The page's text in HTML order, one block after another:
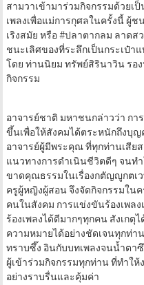
สามวาเข้ามาร่วมกิจกรรมด้วย
เพลงเพื่อแม่การกุศลในครั้งนี้ ผู้
เริงสมัย หรือ #ปลาตากลม ลาดส
ชนะเลิศของที่ระลึกเป็นกระเป๋า
โดย ท่านนิยม ทรัพย์สิรินาวิน รอ
กิจกรรม
อาจารย์ชาติ มหาชนกล่าวว่า กา
ขึ้นเพื่อให้สังคมได้ตระหนักถึงบุ
อาจารย์ผู้มีพระคุณ ที่ทุกท่านเสี
แนวทางการดำเนินชีวิตดีๆ จนท
ขาดคุณธรรมในเรื่องกตัญญูกตเ
ครูผู้หญิงผู้สอน จึงจัดกิจกรรมใน
คนในสังคม การแข่งขันร้องเพล
ร้องเพลงได้ดีมากๆทุกคน สังเกตุ
ความหมายได้อย่างชัดเจนทุกท่
ทราบซึ๊ง อินกับบทเพลงจนน้ำต
ผู้เข้าร่วมกิจกรรมทุกท่าน ที่ทำใ
อย่างราบรื่นและคุ้มค่า